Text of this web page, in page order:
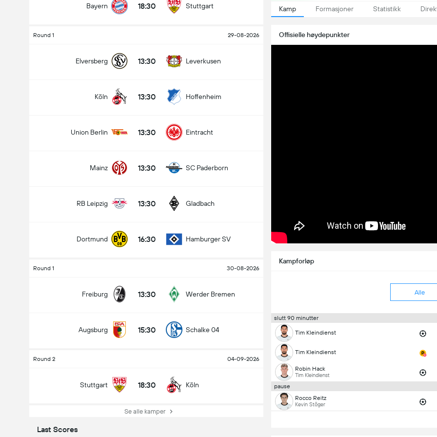
Bayern 18:30 Stuttgart
Round 1 29-08-2026
Elversberg 13:30 Leverkusen
Köln 13:30 Hoffenheim
Union Berlin 13:30 Eintracht
Mainz 13:30 SC Paderborn
RB Leipzig 13:30 Gladbach
Dortmund 16:30 Hamburger SV
Round 1 30-08-2026
Freiburg 13:30 Werder Bremen
Augsburg 15:30 Schalke 04
Round 2 04-09-2026
Stuttgart 18:30 Köln
Se alle kamper
Last Scores
Kamp Formasjoner Statistikk
Offisielle høydepunkter
Kampforløp
Alle
slutt 90 minutter
Tim Kleindienst
Tim Kleindienst
Robin Hack
Tim Kleindienst
pause
Rocco Reitz
Kevin Stöger